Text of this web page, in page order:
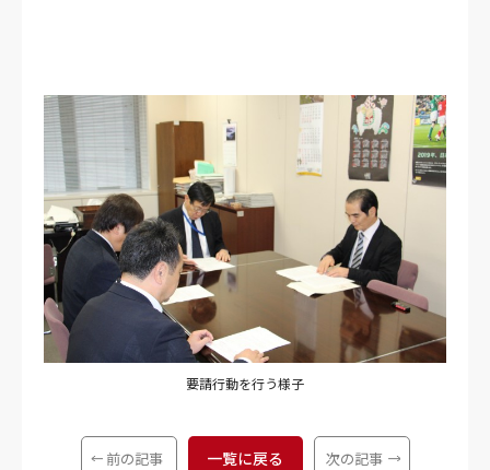
要請行動を行う様子
前の記事 一覧に戻る 次の記事